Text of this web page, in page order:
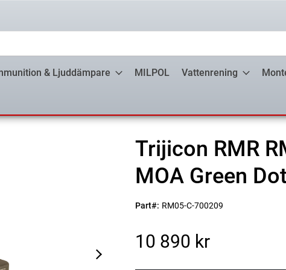
& Ljuddämpare MILPOL Vattenrening
Trijicon RMR
MOA Green Dot
Part#: RM05-C-700209
10 890 kr